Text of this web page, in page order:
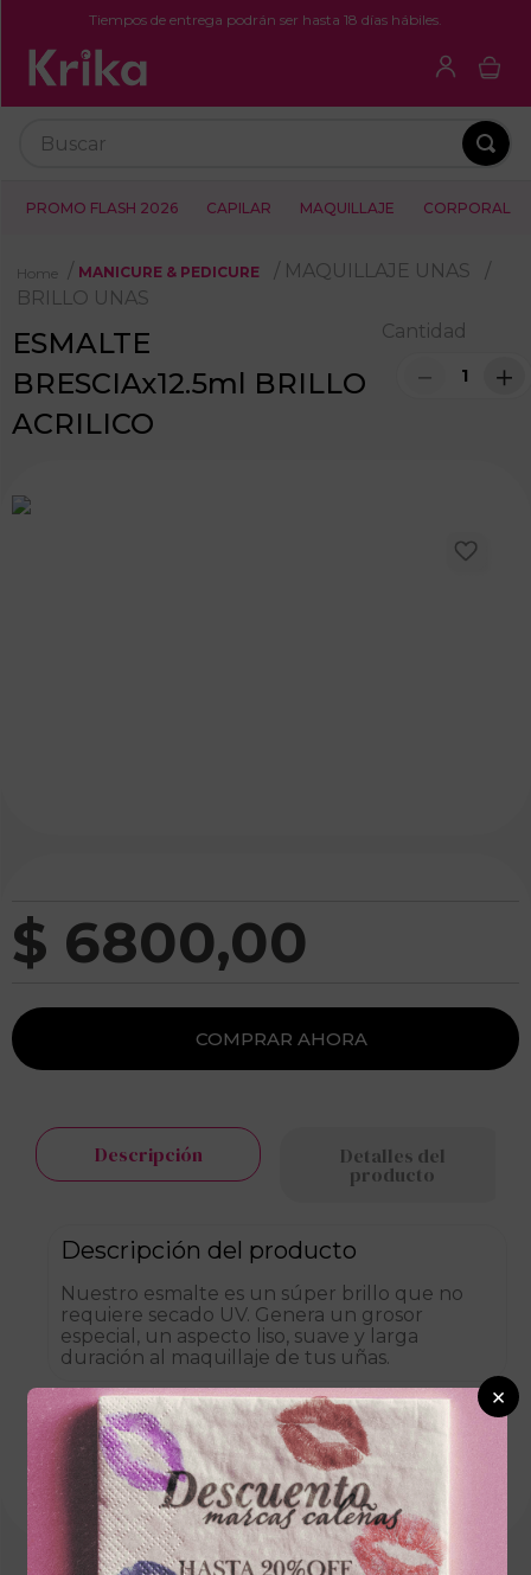
Tiempos de entrega podrán ser hasta 18 días hábiles.
PROMO FLASH 2026 CAPILAR MAQUILLAJE CORPORAL
MANICURE & PEDICURE
MAQUILLAJE UNAS
BRILLO UNAS
ESMALTE
BRESCIAx12.5ml BRILLO
ACRILICO
Cantidad
＋
－
$ 6800,00
Descripción Detalles del
producto
Descripción del producto
Nuestro esmalte es un súper brillo que no
requiere secado UV. Genera un grosor
especial, un aspecto liso, suave y larga
duración al maquillaje de tus uñas.
×